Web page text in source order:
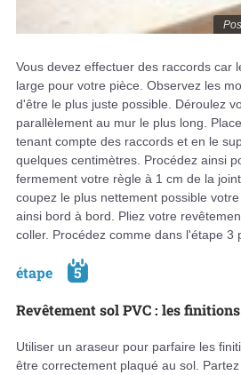
Vous devez effectuer des raccords car
large pour votre pièce. Observez les
d'être le plus juste possible. Déroulez
parallèlement au mur le plus long.
tenant compte des raccords et en le
quelques centimètres. Procédez ainsi
fermement votre règle à 1 cm de la
coupez le plus nettement possible
ainsi bord à bord. Pliez votre
coller. Procédez comme dans l'étape 3
étape
5
Revêtement sol PVC : les finitions
Utiliser un araseur pour parfaire les
être correctement plaqué au sol.